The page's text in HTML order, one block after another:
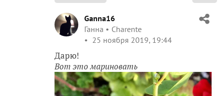
Ganna16
Ганна
Charente
25 ноября 2019, 19:44
Дарю!
Вот это мариновать